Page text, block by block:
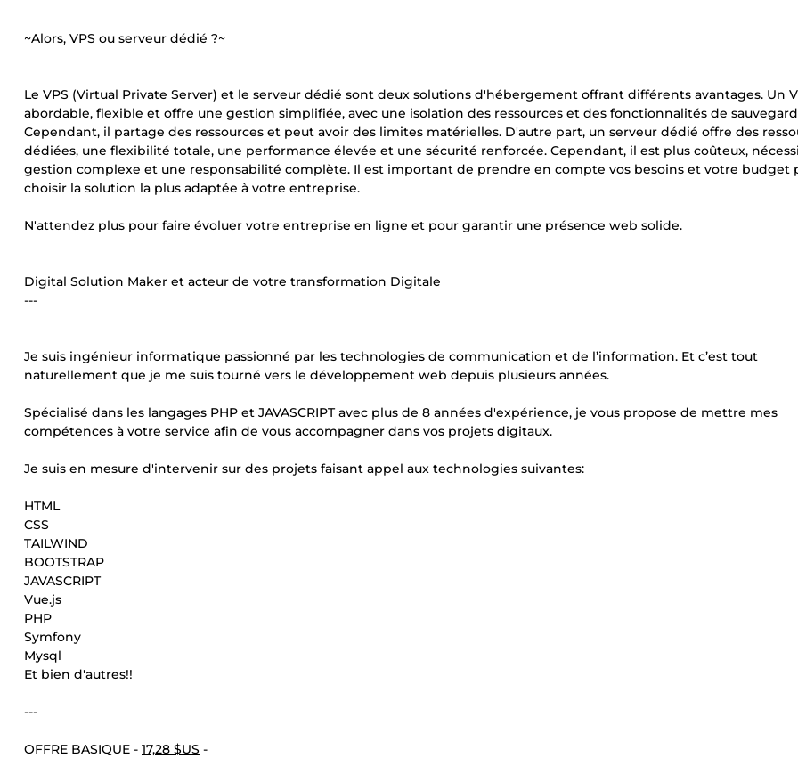
~Alors, VPS ou serveur dédié ?~
Le VPS (Virtual Private Server) et le serveur dédié sont deux solutions d'hébergement offrant différents avantages. Un
abordable, flexible et offre une gestion simplifiée, avec une isolation des ressources et des fonctionnalités de
Cependant, il partage des ressources et peut avoir des limites matérielles. D'autre part, un serveur dédié offre des
dédiées, une flexibilité totale, une performance élevée et une sécurité renforcée. Cependant, il est plus coûteux,
gestion complexe et une responsabilité complète. Il est important de prendre en compte vos besoins et votre budget
choisir la solution la plus adaptée à votre entreprise.
N'attendez plus pour faire évoluer votre entreprise en ligne et pour garantir une présence web solide.
Digital Solution Maker et acteur de votre transformation Digitale
---
Je suis ingénieur informatique passionné par les technologies de communication et de l’information. Et c’est tout
naturellement que je me suis tourné vers le développement web depuis plusieurs années.
Spécialisé dans les langages PHP et JAVASCRIPT avec plus de 8 années d'expérience, je vous propose de mettre mes
compétences à votre service afin de vous accompagner dans vos projets digitaux.
Je suis en mesure d'intervenir sur des projets faisant appel aux technologies suivantes:
HTML
CSS
TAILWIND
BOOTSTRAP
JAVASCRIPT
Vue.js
PHP
Symfony
Mysql
Et bien d'autres!!
---
OFFRE BASIQUE - 17,28 $US -